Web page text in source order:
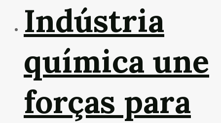
Indústria
química une
forças para